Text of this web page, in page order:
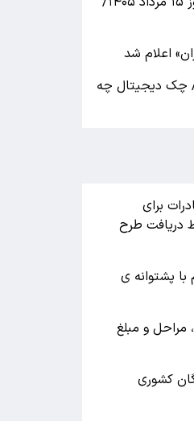
اعلام شد
/ چک دیجیتال چه
برای
دریافت طرح
با پشتوانه ی
مراحل و مبلغ
کشوری